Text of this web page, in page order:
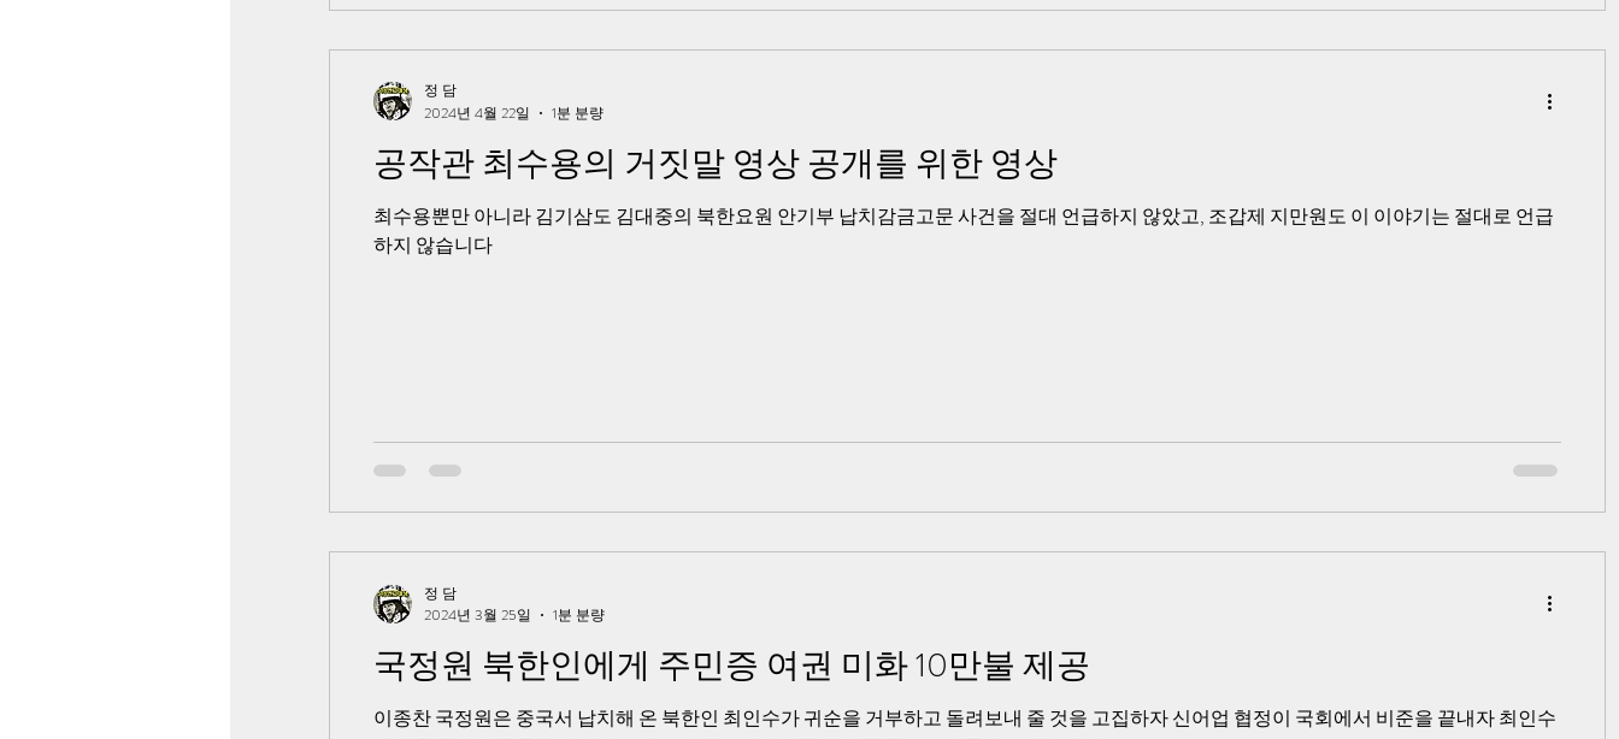
공작관 최수용의 거짓말 영상 공개를 위한 영상
최수용뿐만 아니라 김기삼도 김대중의 북한요원 안기부 납치감금고문 사건을 절대 언급하지 않았고, 조갑제 지만원도 이 이야기는 절대로 언급
하지 않습니다
정 담
2024년 4월 22일
1분 분량
국정원 북한인에게 주민증 여권 미화 10만불 제공
이종찬 국정원은 중국서 납치해 온 북한인 최인수가 귀순을 거부하고 돌려보내 줄 것을 고집하자 신어업 협정이 국회에서 비준을 끝내자 최인수
정 담
2024년 3월 25일
1분 분량